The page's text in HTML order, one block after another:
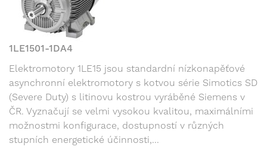
1LE1501-1DA4
Elektromotory 1LE15 jsou standardní nízkonapěťové
asynchronní elektromotory s kotvou série Simotics SD
(Severe Duty) s litinovu kostrou vyráběné Siemens v
ČR. Vyznačují se velmi vysokou kvalitou, maximálními
možnostmi konfigurace, dostupností v různých
stupních energetické účinnosti,...